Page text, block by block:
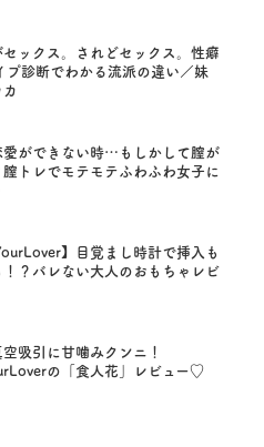
セックス。されどセックス。性癖
プ診断でわかる流派の違い／妹
愛ができない時…もしかして膣が
膣トレでモテモテふわふわ女子に
】目覚まし時計で挿入も
！？バレない大人のおもちゃレビ
空吸引に甘噛みクンニ！
の「食人花」レビュー♡